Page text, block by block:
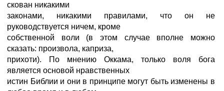
скован никакими
законами, никакими правилами, что он не
руководствуется ничем, кроме
собственной воли (в этом случае вполне можно
сказать: произвола, каприза,
прихоти). По мнению Оккама, только воля бога
является основой нравственных
истин Библии и они в принципе могут быть изменены в